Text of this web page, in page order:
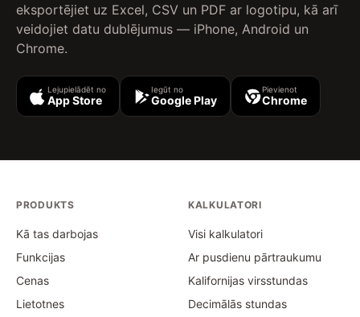
eksportējiet uz Excel, CSV un PDF ar logotipu, kā arī
veidojiet datu dublējumus — iPhone, Android un
Chrome.
Lejupielādēt no
App Store
Iegūt no
Google Play
Pievienot
Chrome
PRODUKTS
Kā tas darbojas
Funkcijas
Cenas
Lietotnes
KALKULATORI
Visi kalkulatori
Ar pusdienu pārtraukumu
Kalifornijas virsstundas
Decimālās stundas